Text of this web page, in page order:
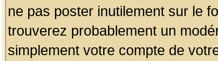
ne pas poster inutilement sur le
trouverez probablement un
simplement votre compte de